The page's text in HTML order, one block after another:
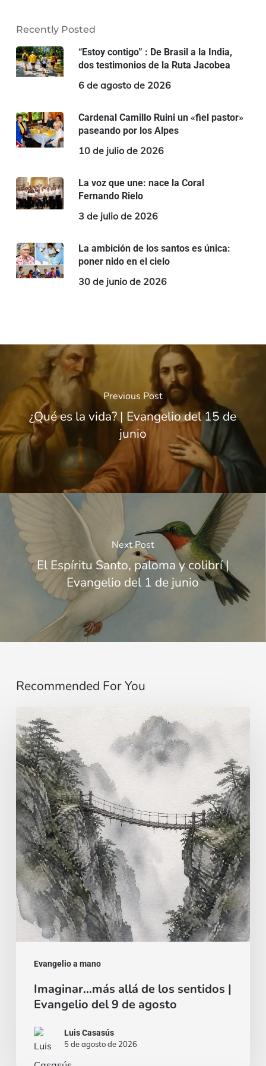
Recently Posted
“Estoy contigo” : De Brasil a la India,
dos testimonios de la Ruta Jacobea
6 de agosto de 2026
Cardenal Camillo Ruini un «fiel pastor»
paseando por los Alpes
10 de julio de 2026
La voz que une: nace la Coral
Fernando Rielo
3 de julio de 2026
La ambición de los santos es única:
poner nido en el cielo
30 de junio de 2026
Previous Post
¿Qué es la vida? | Evangelio del 15 de
junio
Next Post
El Espíritu Santo, paloma y colibrí |
Evangelio del 1 de junio
Recommended For You
Evangelio a mano
Imaginar…
más
allá
de
los
sentidos
|
Evangelio
del
9
de
agosto
Imaginar…más allá de los sentidos |
Evangelio del 9 de agosto
Luis Casasús
5 de agosto de 2026